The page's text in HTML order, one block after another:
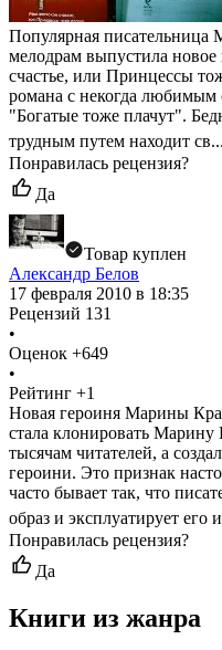
Популярная писательница
мелодрам выпустила
счастье, или Принцессы
романа с некогда
"Богатые тоже плачут".
трудным путем находит св...
Понравилась рецензия?
Да
Товар куплен
Александр Белов
17 февраля 2010 в 18:35
Рецензий 131
•
Оценок +649
•
Рейтинг +1
Новая героиня Марины
стала клонировать Марину
тысячам читателей, а
героини. Это признак
часто бывает так, что
образ и эксплуатирует его
Понравилась рецензия?
Да
Книги из жанра